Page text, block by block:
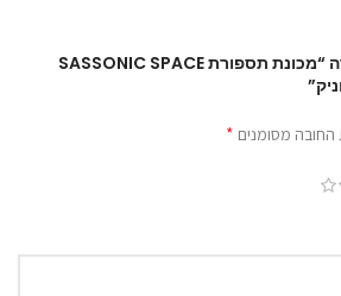
היה הראשון לכתוב סקירה “מכונת תספורת SASSONIC SPACE
החובה מסומנים *